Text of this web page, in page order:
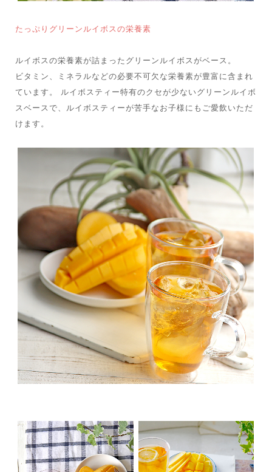
たっぷりグリーンルイボスの栄養素
ルイボスの栄養素が詰まったグリーンルイボスがベース。
ビタミン、ミネラルなどの必要不可欠な栄養素が豊富に含まれ
ています。 ルイボスティー特有のクセが少ないグリーンルイボ
スベースで、ルイボスティーが苦手なお子様にもご愛飲いただ
けます。